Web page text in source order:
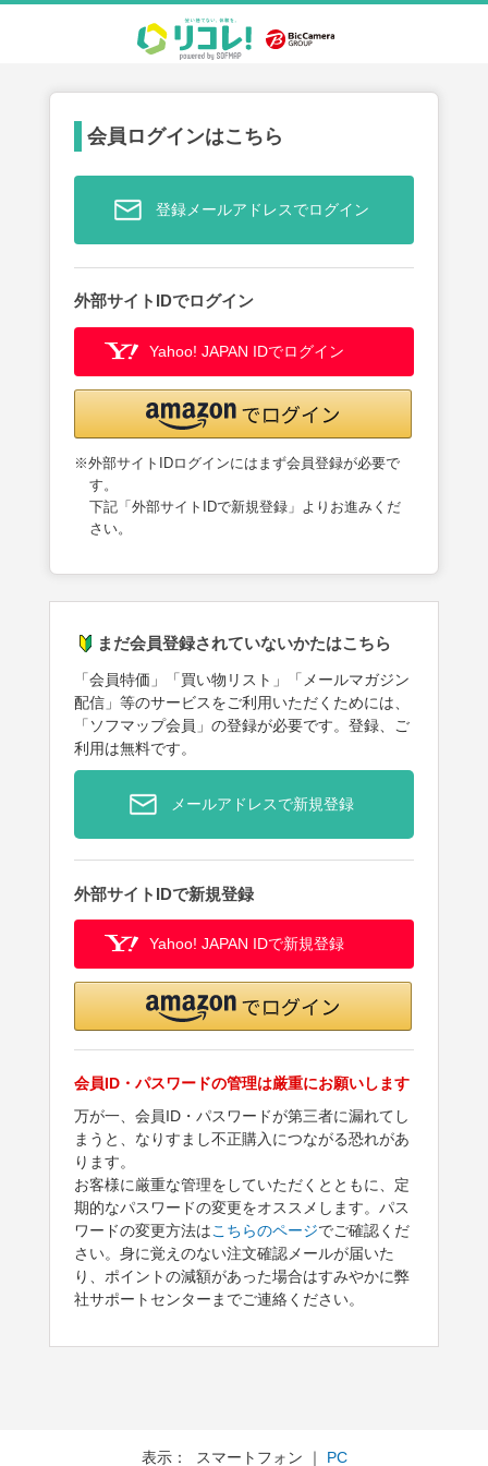
会員ログインはこちら
登録メールアドレスでログイン
外部サイトIDでログイン
Yahoo! JAPAN IDでログイン
※外部サイトIDログインにはまず会員登録が必要で
す。
下記「外部サイトIDで新規登録」よりお進みくだ
さい。
まだ会員登録されていないかたはこちら
「会員特価」「買い物リスト」「メールマガジン
配信」等のサービスをご利用いただくためには、
「ソフマップ会員」の登録が必要です。登録、ご
利用は無料です。
メールアドレスで新規登録
外部サイトIDで新規登録
Yahoo! JAPAN IDで新規登録
会員ID・パスワードの管理は厳重にお願いします
万が一、会員ID・パスワードが第三者に漏れてし
まうと、なりすまし不正購入につながる恐れがあ
ります。
お客様に厳重な管理をしていただくとともに、定
期的なパスワードの変更をオススメします。パス
ワードの変更方法はこちらのページでご確認くだ
さい。身に覚えのない注文確認メールが届いた
り、ポイントの減額があった場合はすみやかに弊
社サポートセンターまでご連絡ください。
表示： スマートフォン ｜ PC